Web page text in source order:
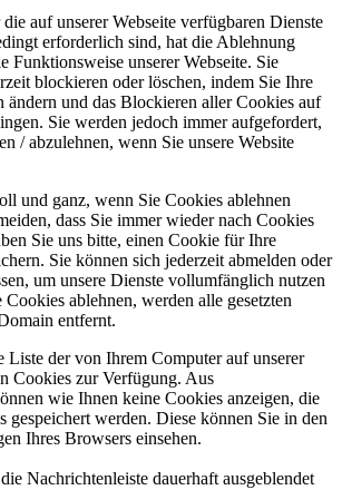
auf unserer Webseite verfügbaren Dienste
erforderlich sind, hat die Ablehnung
Funktionsweise unserer Webseite. Sie
blockieren oder löschen, indem Sie Ihre
ändern und das Blockieren aller Cookies auf
Sie werden jedoch immer aufgefordert,
/ abzulehnen, wenn Sie unsere Website
und ganz, wenn Sie Cookies ablehnen
dass Sie immer wieder nach Cookies
Sie uns bitte, einen Cookie für Ihre
Sie können sich jederzeit abmelden oder
um unsere Dienste vollumfänglich nutzen
ablehnen, werden alle gesetzten
entfernt.
Liste der von Ihrem Computer auf unserer
Cookies zur Verfügung. Aus
wie Ihnen keine Cookies anzeigen, die
gespeichert werden. Diese können Sie in den
Ihres Browsers einsehen.
Nachrichtenleiste dauerhaft ausgeblendet